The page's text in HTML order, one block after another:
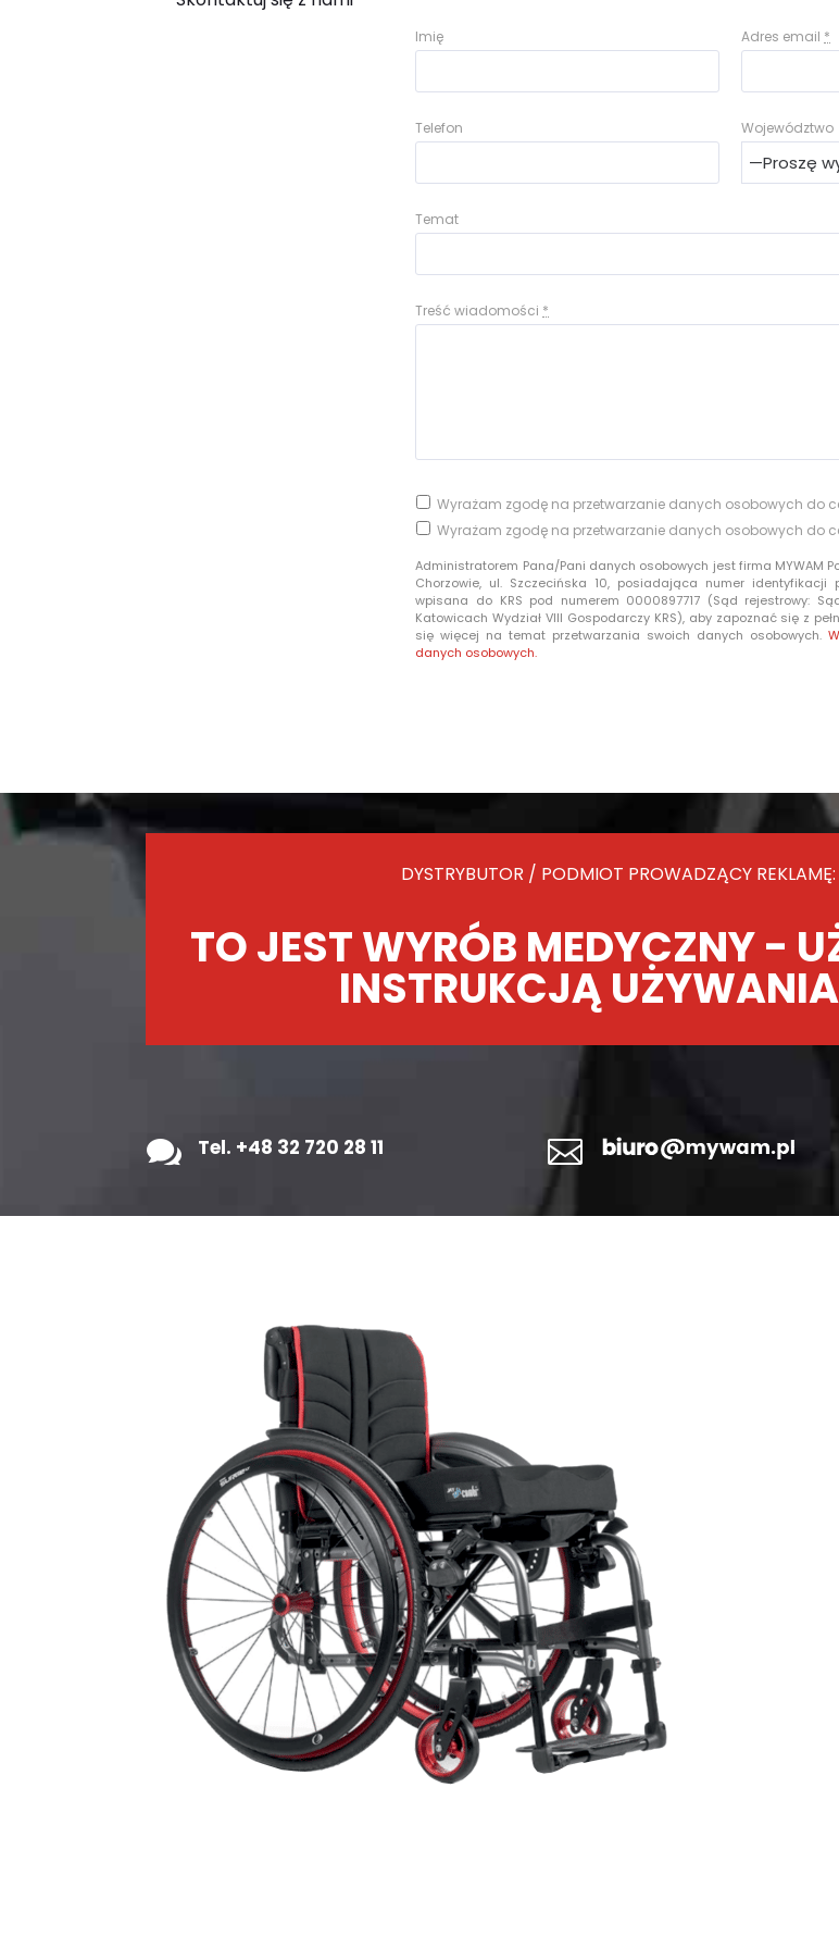
Imię Adres email *
Telefon Województwo
Temat
Treść wiadomości *
Wyrażam zgodę na przetwarzanie danych osobowych do
Wyrażam zgodę na przetwarzanie danych osobowych do
Administratorem Pana/Pani danych osobowych jest firma MYWAM
Chorzowie, ul. Szczecińska 10, posiadająca numer identyfikacji
wpisana do KRS pod numerem 0000897717 (Sąd rejestrowy:
Katowicach Wydział VIII Gospodarczy KRS), aby zapoznać się z
się więcej na temat przetwarzania swoich danych osobowych.
danych osobowych.
DYSTRYBUTOR / PODMIOT PROWADZĄCY REKLAMĘ:
TO JEST WYRÓB MEDYCZNY -
INSTRUKCJĄ
 Tel. +48 32 720 28 11 